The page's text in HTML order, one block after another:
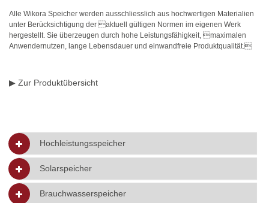
Alle Wikora Speicher werden ausschliesslich aus hochwertigen Materialien
unter Berücksichtigung der aktuell gültigen Normen im eigenen Werk
hergestellt. Sie überzeugen durch hohe Leistungsfähigkeit, maximalen
Anwendernutzen, lange Lebensdauer und einwandfreie Produktqualität.
▶ Zur Produktübersicht
Hochleistungsspeicher
Solarspeicher
Brauchwasserspeicher